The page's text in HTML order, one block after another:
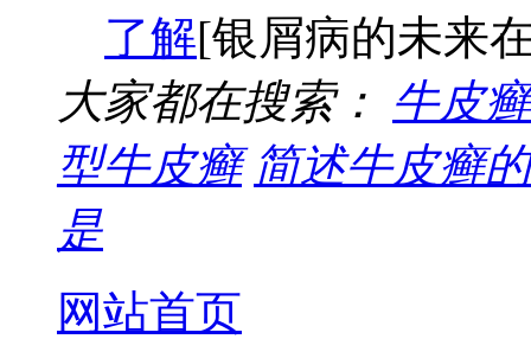
了解[银屑病的未来
大家都在搜索： 牛皮
型牛皮癣 简述牛皮癣
是
网站首页